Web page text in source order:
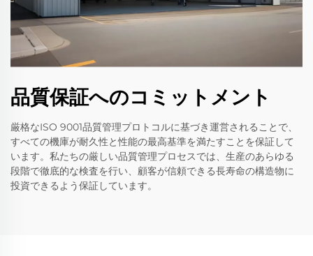
品質保証へのコミットメント
厳格なISO 9001品質管理プロトコルに基づき運営されることで、
すべての機庫が耐久性と性能の最高基準を満たすことを保証して
います。私たちの厳しい品質管理プロセスでは、生産のあらゆる
段階で徹底的な検査を行い、顧客が信頼できる長寿命の構造物に
投資できるよう保証しています。